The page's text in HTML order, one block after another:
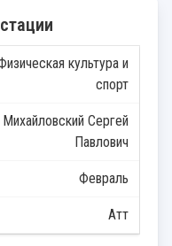
культура и
спорт
Михайловский Сергей
Павлович
Февраль
Атт